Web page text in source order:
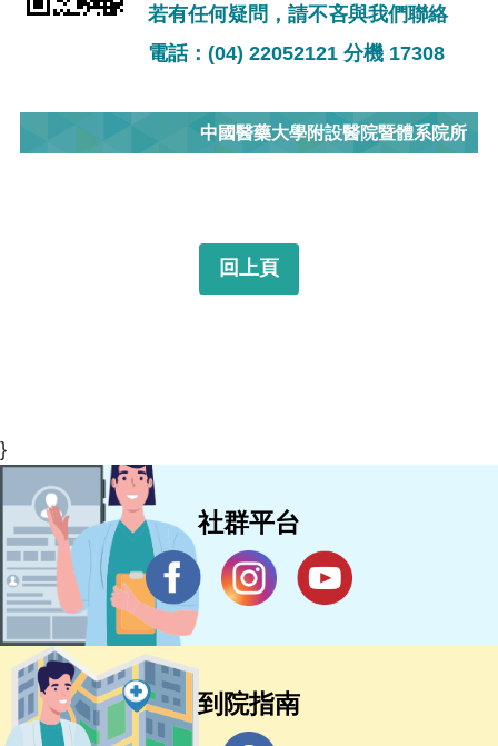
若有任何疑問，請不吝與我們聯絡
電話：(04) 22052121 分機 17308
中國醫藥大學附設醫院暨體系院所
回上頁
}
社群平台
到院指南